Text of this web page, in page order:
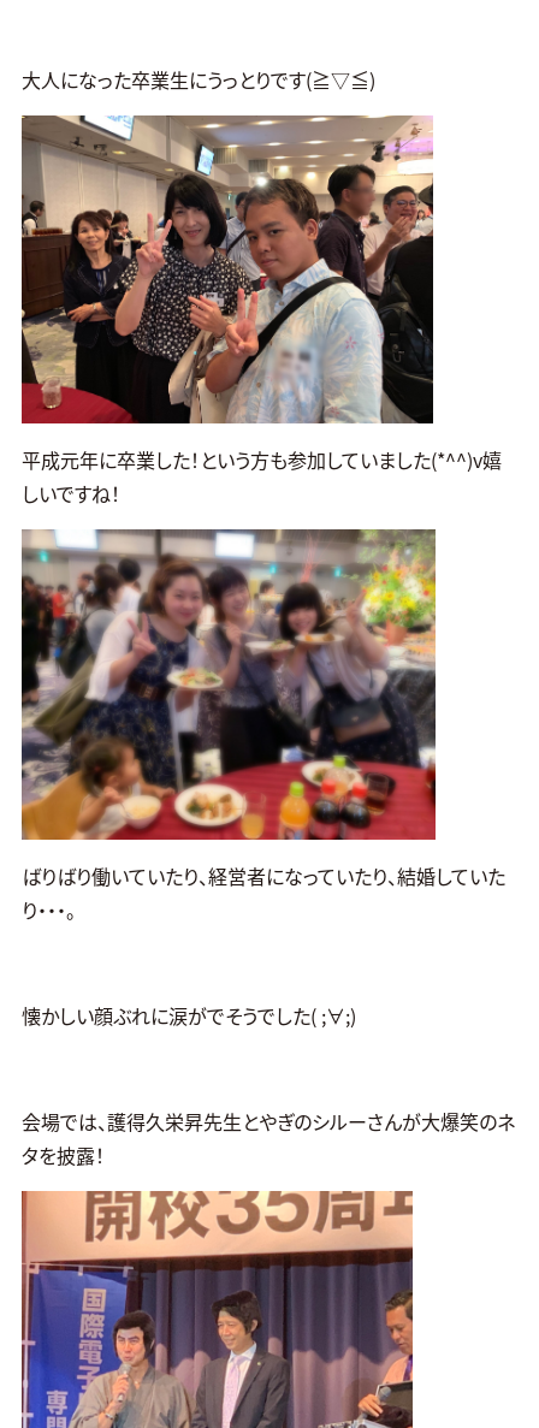
大人になった卒業生にうっとりです(≧▽≦)
平成元年に卒業した！という方も参加していました(*^^)v嬉
しいですね！
ばりばり働いていたり、経営者になっていたり、結婚していた
り・・・。
懐かしい顔ぶれに涙がでそうでした( ;∀;)
会場では、護得久栄昇先生とやぎのシルーさんが大爆笑のネ
タを披露！